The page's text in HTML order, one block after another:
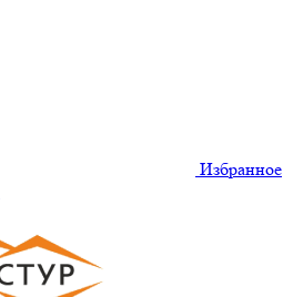
Избранное